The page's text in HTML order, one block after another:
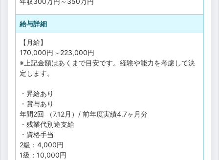
給与詳細
【月給】
170,000円～223,000円
※上記金額はあくまで目安です。経験や能力を考慮して決
定します。
・昇給あり
・賞与あり
年間2回 （7.12月）/ 前年度実績4.7ヶ月分
・残業代別途支給
・資格手当
2級：4,000円
1級：10,000円